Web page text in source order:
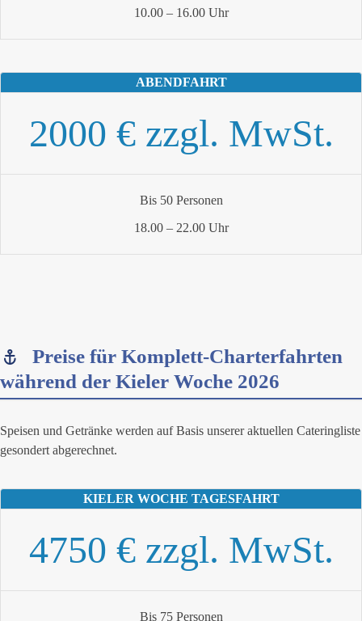
10.00 – 16.00 Uhr
ABENDFAHRT
2000 € zzgl. MwSt.
Bis 50 Personen
18.00 – 22.00 Uhr
Preise für Komplett-Charterfahrten
während der Kieler Woche 2026
Speisen und Getränke werden auf Basis unserer aktuellen Cateringliste
gesondert abgerechnet.
KIELER WOCHE TAGESFAHRT
4750 € zzgl. MwSt.
Bis 75 Personen